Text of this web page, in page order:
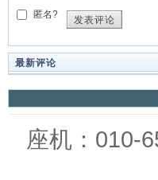
匿名?
发表评论
最新评论
座机：010-